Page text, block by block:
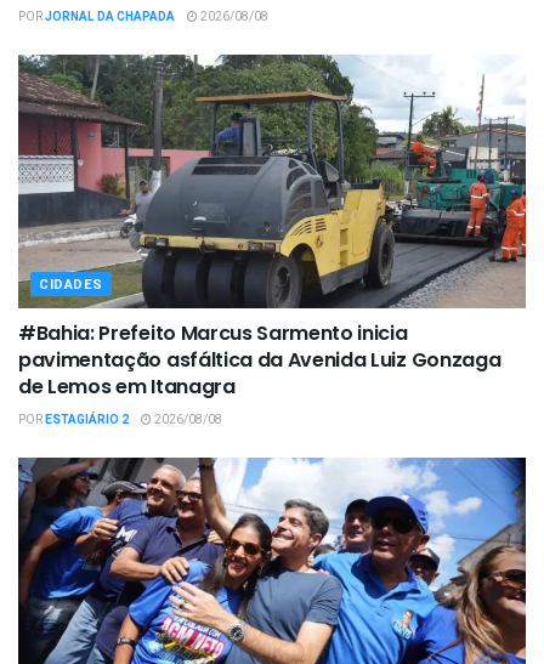
PORJORNAL DA CHAPADA 2026/08/08
CIDADES
#Bahia: Prefeito Marcus Sarmento inicia
pavimentação asfáltica da Avenida Luiz Gonzaga
de Lemos em Itanagra
PORESTAGIÁRIO 2 2026/08/08